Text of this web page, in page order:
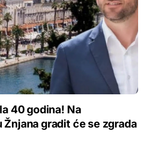
40 godina! Na
gradit će se zgrada